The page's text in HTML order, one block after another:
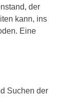
der
kann, ins
Eine
Suchen der